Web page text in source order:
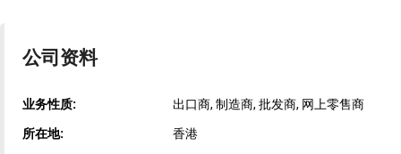
公司资料
业务性质: 出口商, 制造商, 批发商, 网上零售商
所在地: 香港